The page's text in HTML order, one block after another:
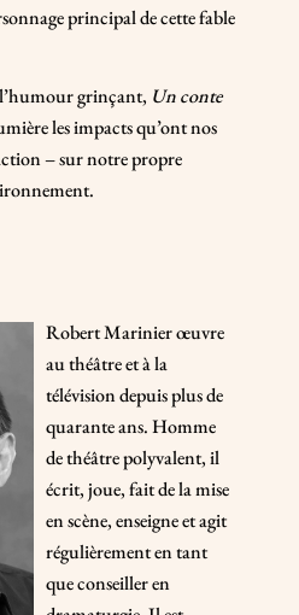
principal de cette fable
grinçant, Un conte
les impacts qu’ont nos
– sur notre propre
Robert Marinier œuvre
au théâtre et à la
télévision depuis plus de
quarante ans. Homme
de théâtre polyvalent, il
écrit, joue, fait de la mise
en scène, enseigne et agit
régulièrement en tant
que conseiller en